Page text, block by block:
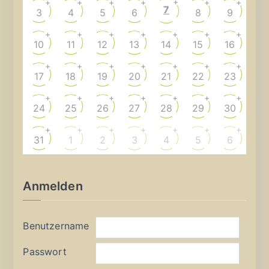
3
+
4
+
5
+
6
+
7 8
+
9
+
10
+
11
+
12
+
13
+
14
+
15
+
16
+
17
+
18
+
19
+
20
+
21
+
22
+
23
+
24
+
25
+
26
+
27
+
28
+
29
+
30
+
31
+
1
+
2
+
3
+
4
+
5
+
6
+
Anmelden
Benutzername
Passwort